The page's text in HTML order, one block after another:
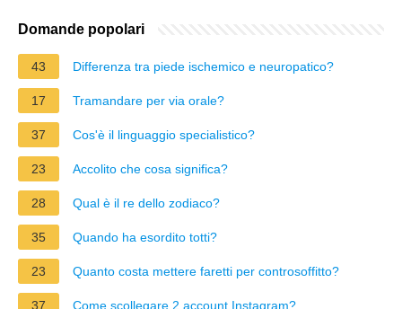
Domande popolari
43 Differenza tra piede ischemico e neuropatico?
17 Tramandare per via orale?
37 Cos'è il linguaggio specialistico?
23 Accolito che cosa significa?
28 Qual è il re dello zodiaco?
35 Quando ha esordito totti?
23 Quanto costa mettere faretti per controsoffitto?
37 Come scollegare 2 account Instagram?